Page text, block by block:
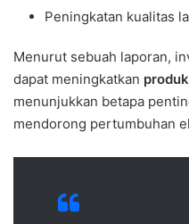
Peningkatan kualitas
Menurut sebuah laporan,
dapat meningkatkan
menunjukkan betapa
mendorong pertumbuhan